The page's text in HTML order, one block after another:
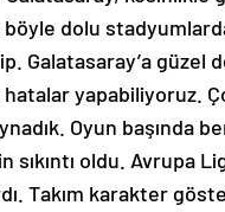
dolu
Galatasaray’a güzel
yapabiliyoruz.
Oyun başında
sıkıntı oldu. Avrupa
Takım karakter